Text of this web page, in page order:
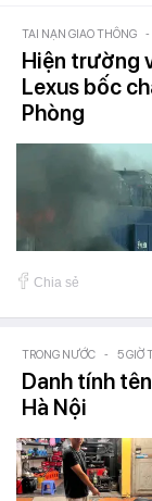
TAI NẠN GIAO THÔNG -
Hiện trường
Lexus bốc
Phòng
Chia sẻ
TRONG NƯỚC - 5 GIỜ
Danh tính
Hà Nội